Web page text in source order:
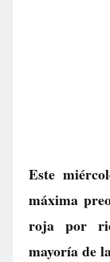
Este
máxima
roja por
mayoría de